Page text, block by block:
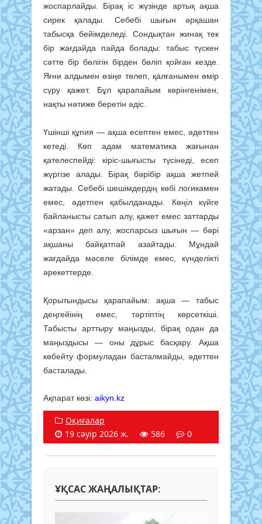
жоспарлайды. Бірақ іс жүзінде артық ақша
сирек қалады. Себебі шығын әрқашан
табысқа бейімделеді. Сондықтан жинақ тек
бір жағдайда пайда болады: табыс түскен
сәтте бір бөлігін бірден бөліп қойған кезде.
Яғни алдымен өзіңе төлеп, қалғанымен өмір
сүру қажет. Бұл қарапайым көрінгенімен,
нақты нәтиже беретін әдіс.
Үшінші құпия — ақша есептен емес, әдеттен
кетеді. Көп адам математика жағынан
қателеспейді: кіріс-шығысты түсінеді, есеп
жүргізе алады. Бірақ бәрібір ақша жетпей
жатады. Себебі шешімдердің көбі логикамен
емес, әдетпен қабылданады. Көңіл күйге
байланысты сатып алу, қажет емес заттарды
«арзан» деп алу, жоспарсыз шығын — бәрі
ақшаны байқатпай азайтады. Мұндай
жағдайда мәселе білімде емес, күнделікті
әрекеттерде.
Қорытындысы қарапайым: ақша — табыс
деңгейінің емес, тәртіптің көрсеткіші.
Табысты арттыру маңызды, бірақ одан да
маңыздысы — оны дұрыс басқару. Ақша
көбейту формуладан басталмайды, әдеттен
басталады.
Ақпарат көзі: aikyn.kz
Оқиғалар
19 сәуір 2026 ж.
586 0
ҰҚСАС ЖАҢАЛЫҚТАР: